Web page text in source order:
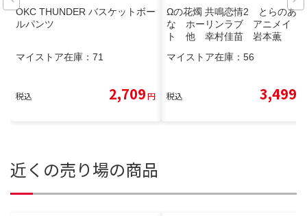
OKC THUNDER バスケットボー
ルパンツ
マイストア在庫： 71
税込 2,709円
Ωの花燭 共鳴恋情2 とらのあ
な ホーリンラブ アニメイ
ト 他 幸村佳苗 岩本薫
マイストア在庫： 56
税込 3,499
近くの売り場の商品